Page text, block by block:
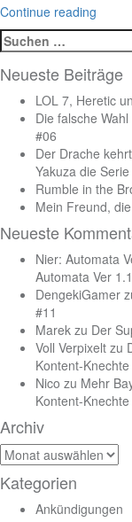
Continue reading
Suchen
nach:
Neueste Beiträge
LOL 7, Heretic
Die falsche
#06
Der Drache
Yakuza die Serie
Rumble in the
Mein Freund,
Neueste
Nier: Automata
Automata Ver
DengekiGamer
#11
Marek zu Der
Voll Verpixelt zu
Kontent-
Nico zu Mehr
Kontent-
Archiv
Archiv
Kategorien
Ankündigungen